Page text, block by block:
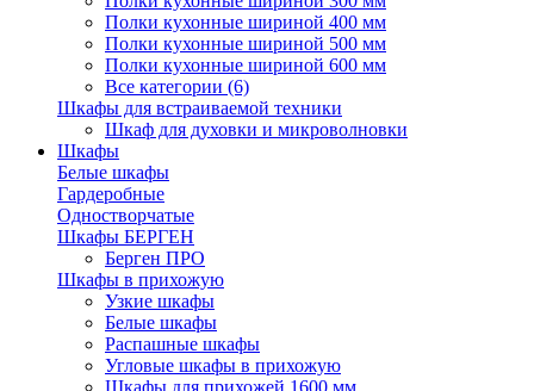
Полки кухонные шириной 400 мм
Полки кухонные шириной 500 мм
Полки кухонные шириной 600 мм
Все категории (6)
Шкафы для встраиваемой техники
Шкаф для духовки и микроволновки
Шкафы
Белые шкафы
Гардеробные
Одностворчатые
Шкафы БЕРГЕН
Берген ПРО
Шкафы в прихожую
Узкие шкафы
Белые шкафы
Распашные шкафы
Угловые шкафы в прихожую
Шкафы для прихожей 1600 мм